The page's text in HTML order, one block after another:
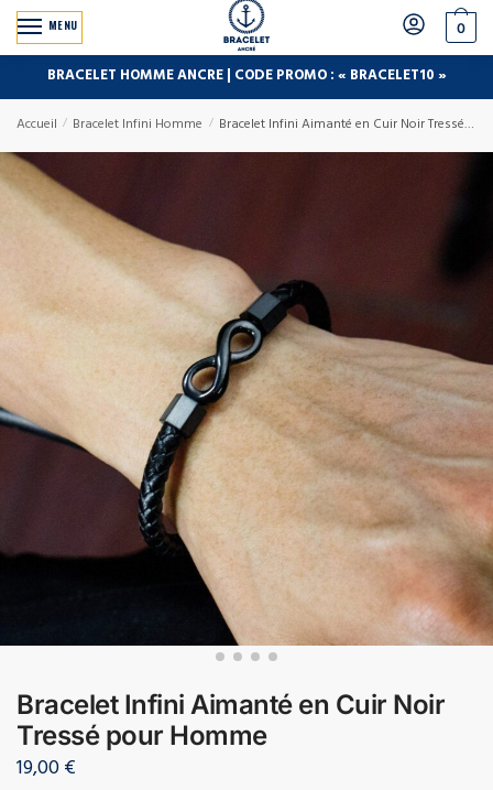
MENU 0
BRACELET HOMME ANCRE | CODE PROMO : « BRACELET10 »
Accueil / Bracelet Infini Homme / Bracelet Infini Aimanté en Cuir Noir Tressé pour Homme
Bracelet Infini Aimanté en Cuir Noir
Tressé pour Homme
19,00€